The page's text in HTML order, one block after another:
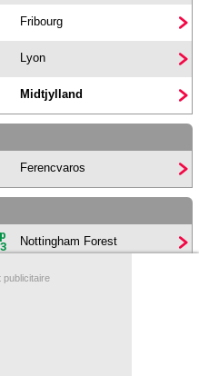
Fribourg
Lyon
Midtjylland
Ferencvaros
Nottingham Forest
Celta Vigo
publicitaire